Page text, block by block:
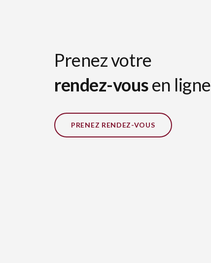
Prenez votre
rendez-vousen ligne
PRENEZ RENDEZ-VOUS